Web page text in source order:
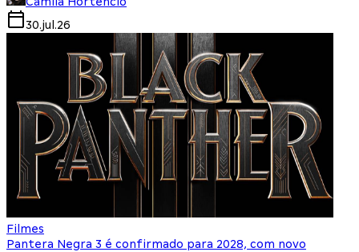
30.jul.26
Filmes
Pantera Negra 3 é confirmado para 2028, com novo